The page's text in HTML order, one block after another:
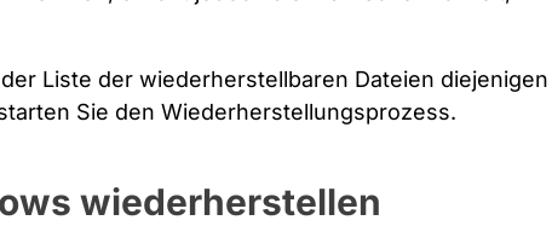
Liste der wiederherstellbaren Dateien diejenigen
Sie den Wiederherstellungsprozess.
wiederherstellen